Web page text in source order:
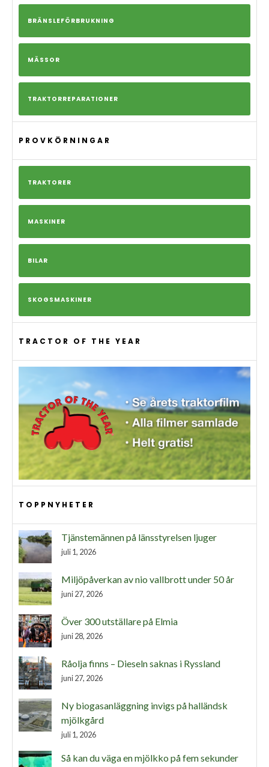
BRÄNSLEFÖRBRUKNING
MÄSSOR
TRAKTORREPARATIONER
PROVKÖRNINGAR
TRAKTORER
MASKINER
BILAR
SKOGSMASKINER
TRACTOR OF THE YEAR
TOPPNYHETER
Tjänstemännen på länsstyrelsen ljuger
juli 1, 2026
Miljöpåverkan av nio vallbrott under 50 år
juni 27, 2026
Över 300 utställare på Elmia
juni 28, 2026
Råolja finns – Dieseln saknas i Ryssland
juni 27, 2026
Ny biogasanläggning invigs på halländsk
mjölkgård
juli 1, 2026
Så kan du väga en mjölkko på fem sekunder